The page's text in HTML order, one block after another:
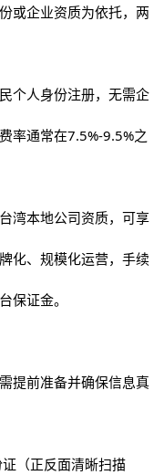
或企业资质为依托，两
个人身份注册，无需企
率通常在7.5%-9.5%之
湾本地公司资质，可享
化、规模化运营，手续
保证金。
提前准备并确保信息真
（正反面清晰扫描